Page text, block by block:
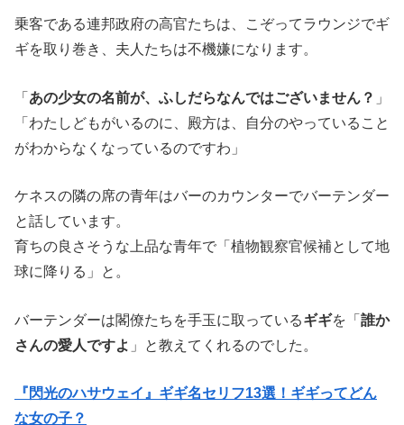
乗客である連邦政府の高官たちは、こぞってラウンジでギ
ギを取り巻き、夫人たちは不機嫌になります。
「 あの少女の名前が、ふしだらなんではございません？ 」
「わたしどもがいるのに、殿方は、自分のやっていること
がわからなくなっているのですわ」
ケネスの隣の席の青年はバーのカウンターでバーテンダー
と話しています。
育ちの良さそうな上品な青年で「植物観察官候補として地
球に降りる」と。
バーテンダーは閣僚たちを手玉に取っているギギを「 誰か
さんの愛人ですよ 」と教えてくれるのでした。
『閃光のハサウェイ』ギギ名セリフ13選！ギギってどん
な女の子？